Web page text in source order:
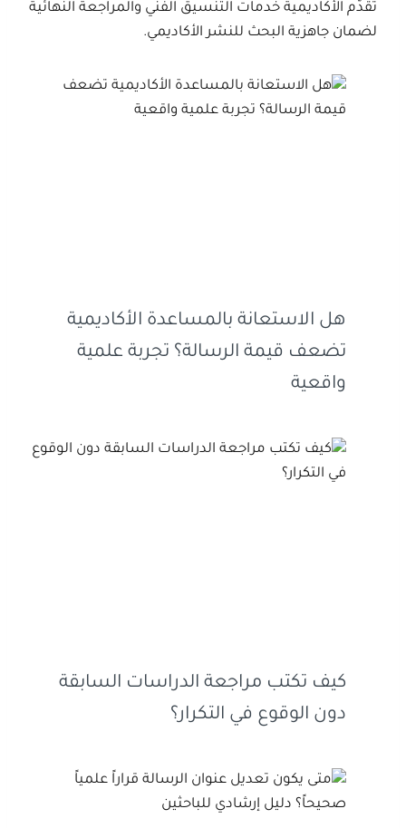
تقدّم الأكاديمية خدمات التنسيق الفني والمراجعة النهائية
لضمان جاهزية البحث للنشر الأكاديمي.
هل الاستعانة بالمساعدة الأكاديمية
تضعف قيمة الرسالة؟ تجربة علمية
واقعية
كيف تكتب مراجعة الدراسات السابقة
دون الوقوع في التكرار؟